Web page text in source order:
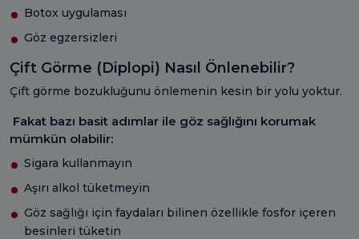
Botox uygulaması
Göz egzersizleri
Çift Görme (Diplopi) Nasıl Önlenebilir?
Çift görme bozukluğunu önlemenin kesin bir yolu yoktur.
Fakat bazı basit adımlar ile göz sağlığını korumak
mümkün olabilir:
Sigara kullanmayın
Aşırı alkol tüketmeyin
Göz sağlığı için faydaları bilinen özellikle fosfor içeren
besinleri tüketin